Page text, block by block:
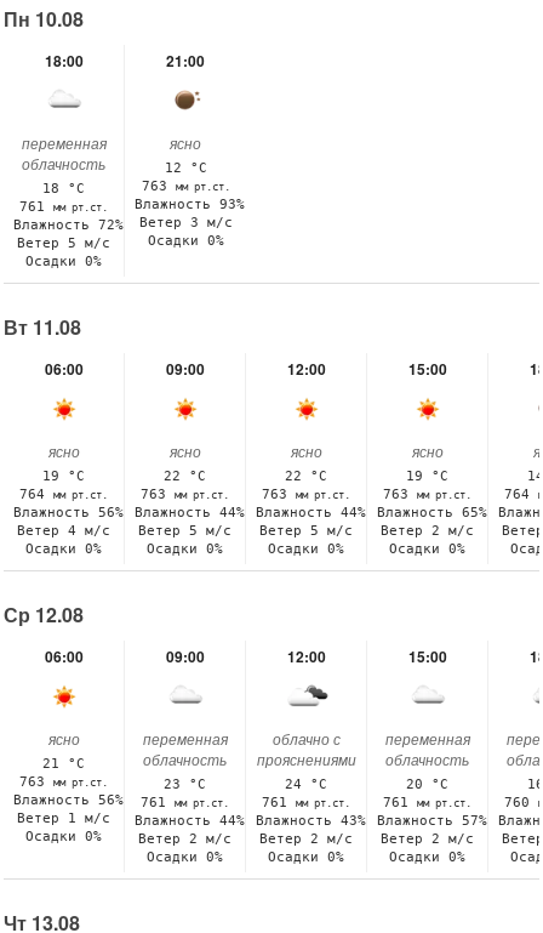
Пн 10.08
18:00
переменная
облачность
18 °C
761 мм рт.ст.
Влажность 72%
Ветер 5 м/с
Осадки 0%
21:00
ясно
12 °C
763
мм рт.ст.
Влажность 93%
Ветер 3 м/с
Осадки 0%
Вт 11.08
06:00
ясно
19 °C
764 мм рт.ст.
Влажность 56%
Ветер 4 м/с
Осадки 0%
09:00
ясно
22 °C
763 мм рт.ст.
Влажность 44%
Ветер 5 м/с
Осадки 0%
12:00
ясно
22 °C
763 мм рт.ст.
Влажность 44%
Ветер 5 м/с
Осадки 0%
15:00
ясно
19 °C
763 мм рт.ст.
Влажность 65%
Ветер 2 м/с
Осадки 0%
764
Ср 12.08
06:00
ясно
21 °C
763 мм рт.ст.
Влажность 56%
Ветер 1 м/с
Осадки 0%
09:00
переменная
облачность
23 °C
761 мм рт.ст.
Влажность 44%
Ветер 2 м/с
Осадки 0%
12:00
облачно с
прояснениями
24 °C
761 мм рт.ст.
Влажность 43%
Ветер 2 м/с
Осадки 0%
15:00
переменная
облачность
20 °C
761 мм рт.ст.
Влажность 57%
Ветер 2 м/с
Осадки 0%
760
Чт 13.08